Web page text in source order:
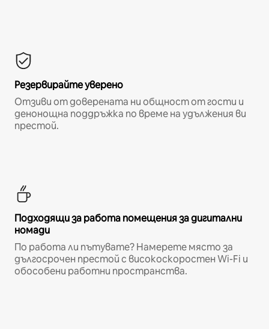
Резервирайте уверено
Отзиви от доверената ни общност от гости и
денонощна поддръжка по време на удължения ви
престой.
Подходящи за работа помещения за дигитални
номади
По работа ли пътувате? Намерете място за
дългосрочен престой с високоскоростен Wi-Fi и
обособени работни пространства.